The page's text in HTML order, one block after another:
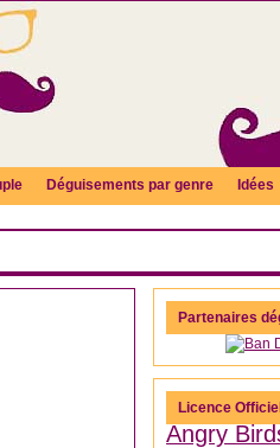
Déguisements par genre Idées
Partenaires
Licence
Angry